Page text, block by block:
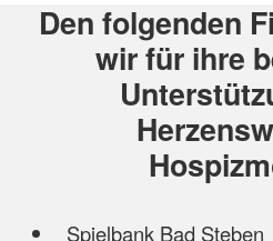
Den folgenden
wir für ihre
Spielbank Bad Steben